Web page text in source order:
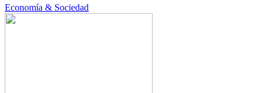
Economía & Sociedad